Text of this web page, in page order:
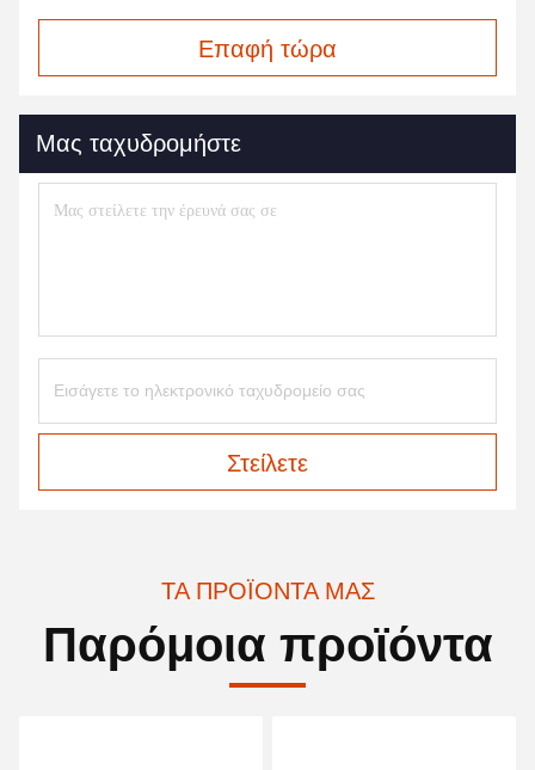
Επαφή τώρα
Μας ταχυδρομήστε
Στείλετε
ΤΑ ΠΡΟΪΌΝΤΑ ΜΑΣ
Παρόμοια προϊόντα